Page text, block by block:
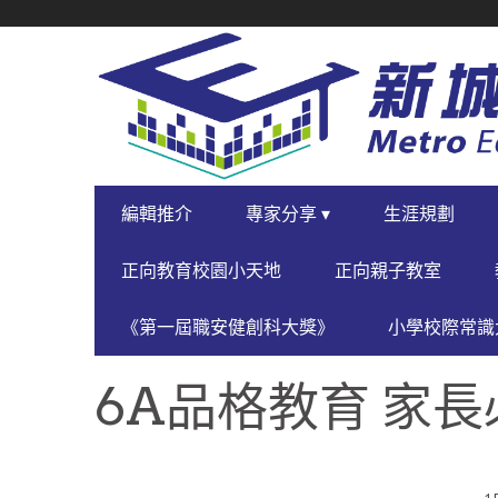
NAVIGATION
PRIMARY
NAVIGATION
編輯推介 專家分享 ▾ 生涯規劃
正向教育校園小天地 正向親子教室
《第一屆職安健創科大獎》 小學校際常
6A品格教育 家